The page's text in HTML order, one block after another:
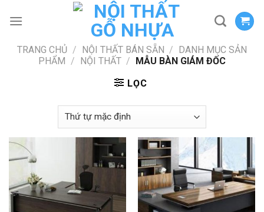
TRANG CHỦ / NỘI THẤT BÁN SẴN / DANH MỤC SẢN
PHẨM / NỘI THẤT / MẪU BÀN GIÁM ĐỐC
LỌC